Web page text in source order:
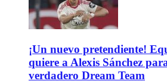
¡Un nuevo pretendiente!
quiere a Alexis Sánchez
verdadero Dream Team